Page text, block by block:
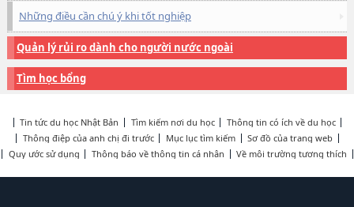
Những điều cần chú ý khi tốt nghiệp
Quản lý rủi ro dành cho người nước ngoài
Tìm học bổng
Tin tức du học Nhật Bản Tìm kiếm nơi du học
Thông tin có ích về du học
Thông điệp của anh chị đi trước
Mục lục tìm kiếm
Sơ đồ của trang web
Quy ước sử dụng
Thông báo về thông tin cá nhân Về môi trường tương thích